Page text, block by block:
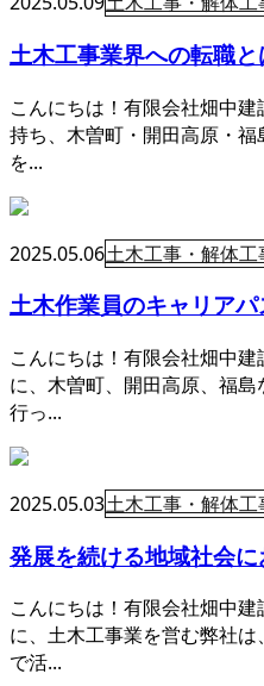
土木工事業界への転職と
こんにちは！有限会社畑中
持ち、木曽町・開田高原・
を...
2025.05.06土木工事・解体
土木作業員のキャリアパ
こんにちは！有限会社畑中
に、木曽町、開田高原、福
行っ...
2025.05.03土木工事・解体
発展を続ける地域社会
こんにちは！有限会社畑中
に、土木工事業を営む弊社
で活...